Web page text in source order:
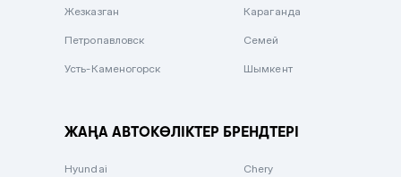
Жезказган Караганда
Петропавловск Семей
Усть-Каменогорск Шымкент
ЖАҢА АВТОКӨЛІКТЕР БРЕНДТЕРІ
Hyundai Chery